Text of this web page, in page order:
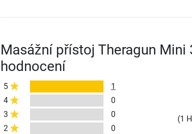
Masážní přístoj Theragun Mini
hodnocení
5
1
4
0
3
0
2
0
(1